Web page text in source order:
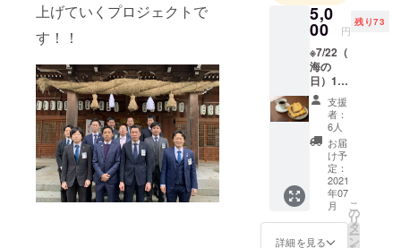
上げていくプロジェクトで
す！！
5,0
00 円
残り73
※7/22（
海の
日）10
時～15
時まで
海上遊
具で30
分間遊
べる券
（2名ま
で）
※7/22（
海の
日）に
支援
者：
6人
お届
け予
定：
2021
年07
月
詳細を見る
こ
の
リ
タ
ー
ン